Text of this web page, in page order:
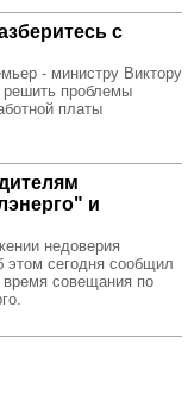
с
- министру Виктору
решить проблемы
платы
и
недоверия
этом сегодня сообщил
совещания по